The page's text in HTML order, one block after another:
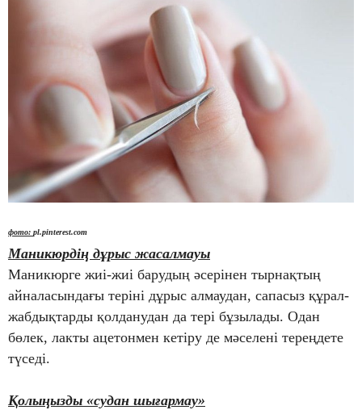
фото: pl.pinterest.com
Маникюрдің дұрыс жасалмауы
Маникюрге жиі-жиі барудың әсерінен тырнақтың
айналасындағы теріні дұрыс алмаудан, сапасыз құрал-
жабдықтарды қолданудан да тері бұзылады. Одан
бөлек, лакты ацетонмен кетіру де мәселені тереңдете
түседі.
Қолыңызды «судан шығармау»